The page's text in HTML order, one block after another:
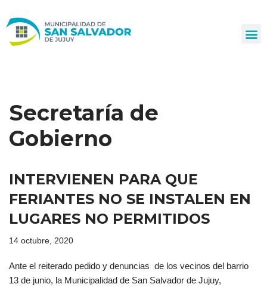
al
Secretaría de
Gobierno
INTERVIENEN PARA QUE
FERIANTES NO SE INSTALEN EN
LUGARES NO PERMITIDOS
14 octubre, 2020
Ante el reiterado pedido y denuncias de los vecinos del barrio
13 de junio, la Municipalidad de San Salvador de Jujuy,